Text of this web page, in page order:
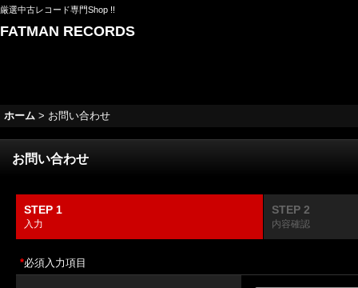
厳選中古レコード専門Shop !!
FATMAN RECORDS
ホーム > お問い合わせ
お問い合わせ
STEP 1
入力
STEP 2
内容確認
*必須入力項目